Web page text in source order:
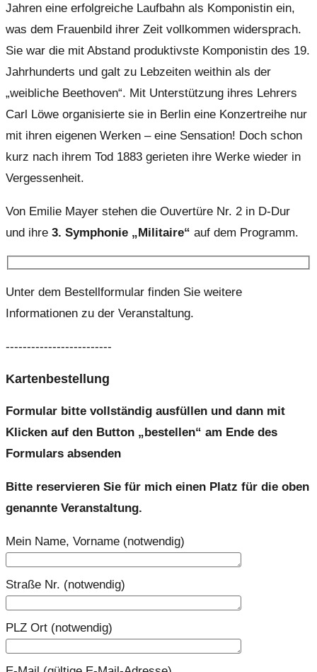
Jahren eine erfolgreiche Laufbahn als Komponistin ein,
was dem Frauenbild ihrer Zeit vollkommen widersprach.
Sie war die mit Abstand produktivste Komponistin des 19.
Jahrhunderts und galt zu Lebzeiten weithin als der
„weibliche Beethoven“. Mit Unterstützung ihres Lehrers
Carl Löwe organisierte sie in Berlin eine Konzertreihe nur
mit ihren eigenen Werken – eine Sensation! Doch schon
kurz nach ihrem Tod 1883 gerieten ihre Werke wieder in
Vergessenheit.
Von Emilie Mayer stehen die Ouvertüre Nr. 2 in D-Dur
und ihre 3. Symphonie „Militaire“ auf dem Programm.
Unter dem Bestellformular finden Sie weitere
Informationen zu der Veranstaltung.
-------------------------
Kartenbestellung
Formular bitte vollständig ausfüllen und dann mit
Klicken auf den Button „bestellen“ am Ende des
Formulars absenden
Bitte reservieren Sie für mich einen Platz für die oben
genannte Veranstaltung.
Mein Name, Vorname (notwendig)
Straße Nr. (notwendig)
PLZ Ort (notwendig)